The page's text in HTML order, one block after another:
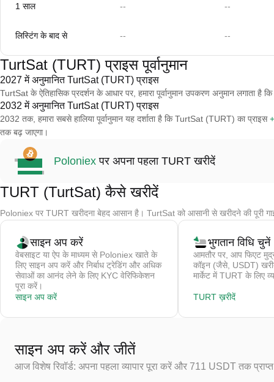
1 साल -- --
लिस्टिंग के बाद से -- --
TurtSat (TURT) प्राइस पूर्वानुमान
2027 में अनुमानित TurtSat (TURT) प्राइस
TurtSat के ऐतिहासिक प्रदर्शन के आधार पर, हमारा पूर्वानुमान उपकरण अनुमान लगाता
2032 में अनुमानित TurtSat (TURT) प्राइस
2032 तक, हमारा सबसे हालिया पूर्वानुमान यह दर्शाता है कि TurtSat (TURT) का प्राइस
तक बढ़ जाएगा।
Poloniex पर अपना पहला TURT खरीदें
TURT (TurtSat) कैसे खरीदें
Poloniex पर TURT खरीदना बेहद आसान है। TurtSat को आसानी से खरीदने की पूरी
साइन अप करें
वेबसाइट या ऐप के माध्यम से Poloniex खाते के
लिए साइन अप करें और निर्बाध ट्रेडिंग और अधिक
सेवाओं का आनंद लेने के लिए KYC वेरिफिकेशन
पूरा करें।
साइन अप करें
भुगतान विधि चुनें
आमतौर पर, आप फिएट
कॉइन (जैसे, USDT)
मार्केट में TURT के लिए
TURT ख़रीदें
साइन अप करें और जीतें
आज विशेष रिवॉर्ड: अपना पहला व्यापार पूरा करें और 711 USDT तक